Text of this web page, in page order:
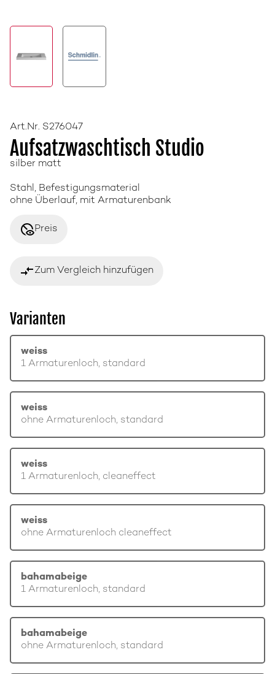
Art.Nr. S276047
Aufsatzwaschtisch Studio
silber matt
Stahl, Befestigungsmaterial
ohne Überlauf, mit Armaturenbank
disabled_visiblePreis
compare_arrowsZum Vergleich hinzufügen
Varianten
weiss
1 Armaturenloch, standard
weiss
ohne Armaturenloch, standard
weiss
1 Armaturenloch, cleaneffect
weiss
ohne Armaturenloch cleaneffect
bahamabeige
1 Armaturenloch, standard
bahamabeige
ohne Armaturenloch, standard